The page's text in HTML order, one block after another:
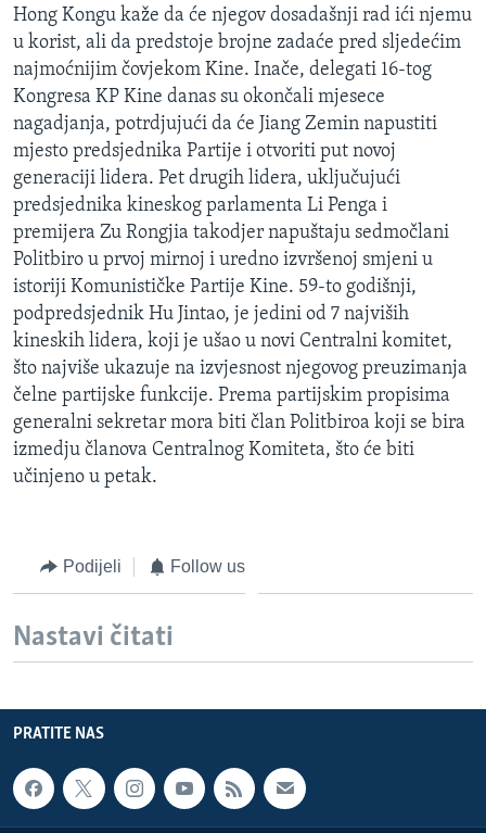
Hong Kongu kaže da će njegov dosadašnji rad ići njemu
u korist, ali da predstoje brojne zadaće pred sljedećim
najmoćnijim čovjekom Kine. Inače, delegati 16-tog
Kongresa KP Kine danas su okončali mjesece
nagadjanja, potrdjujući da će Jiang Zemin napustiti
mjesto predsjednika Partije i otvoriti put novoj
generaciji lidera. Pet drugih lidera, uključujući
predsjednika kineskog parlamenta Li Penga i
premijera Zu Rongjia takodjer napuštaju sedmočlani
Politbiro u prvoj mirnoj i uredno izvršenoj smjeni u
istoriji Komunističke Partije Kine. 59-to godišnji,
podpredsjednik Hu Jintao, je jedini od 7 najviših
kineskih lidera, koji je ušao u novi Centralni komitet,
što najviše ukazuje na izvjesnost njegovog preuzimanja
čelne partijske funkcije. Prema partijskim propisima
generalni sekretar mora biti član Politbiroa koji se bira
izmedju članova Centralnog Komiteta, što će biti
učinjeno u petak.
Podijeli Follow us
Nastavi čitati
PRATITE NAS